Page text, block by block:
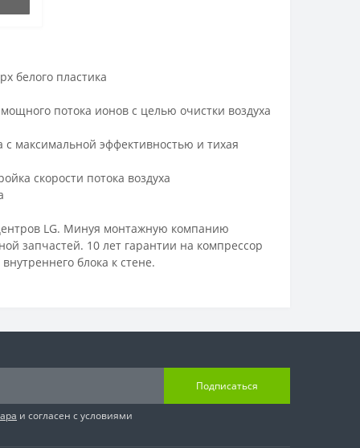
белого пластика
потока ионов с целью очистки воздуха
максимальной эффективностью и тихая
скорости потока воздуха
LG. Минуя монтажную компанию
запчастей. 10 лет гарантии на компрессор
блока к стене.
Подписаться
и согласен с условиями